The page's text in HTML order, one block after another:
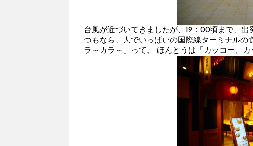
台風が近づいてきましたが、19：00頃まで、
つもなら、人でいっぱいの国際線ターミナルの
ラ～カラ～」って。 ほんとうは「カッコー、